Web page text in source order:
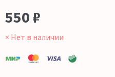
550 ₽
× Нет в наличии